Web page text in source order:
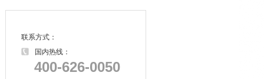
联系方式：
国内热线：
400-626-0050